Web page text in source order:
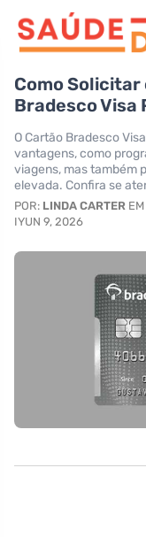
Como Solicitar
Bradesco Visa
O Cartão Bradesco
vantagens, como
viagens, mas também
elevada. Confira se
POR: LINDA CARTER
IYUN 9, 2026